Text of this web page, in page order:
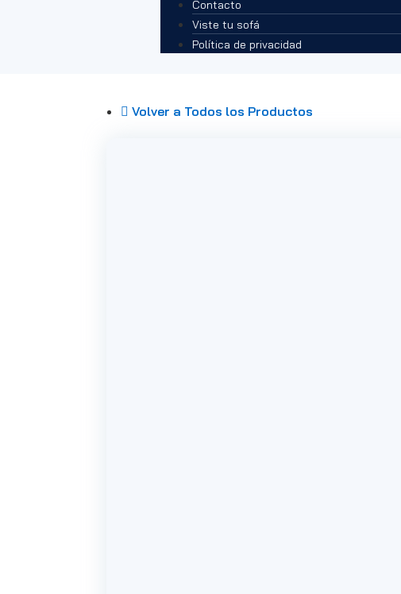
Contacto
Viste tu sofá
Política de privacidad
Volver a Todos los Productos